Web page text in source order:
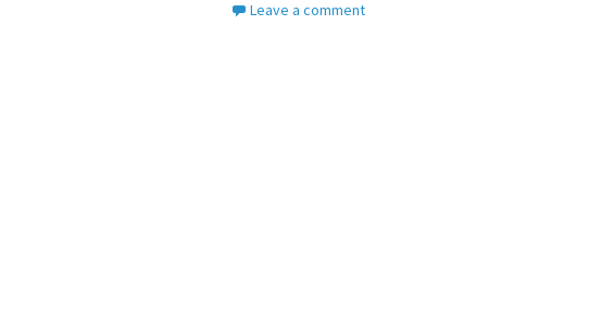
Leave a comment